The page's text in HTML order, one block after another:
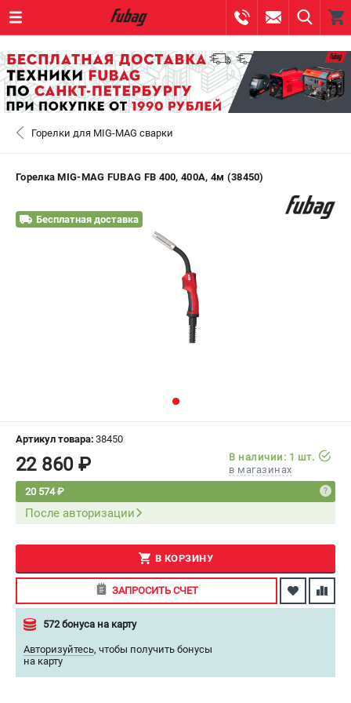
СЕРВИС
МАГАЗИНЫ
ВХОД ИЛИ РЕГИСТРАЦИЯ
ЗАКАЗАТЬ ЗАПЧАСТЬ
+7 (8112) 59-10-67 - ЗАКАЗ ЗАПЧАСТЕЙ
+7 (812) 317-60-57 - ЗАКАЗ ИЗДЕЛИЙ
САНКТ-ПЕТЕРБУРГ
0 ₽
ПОДДЕРЖКА
Как нас найти
ИНФОРМАЦИЯ
О бренде
Пользовательское соглашение
Горелки для MIG-MAG сварки
Горелка MIG-MAG FUBAG FB 400, 400А, 4м (38450)
Бесплатная доставка
Артикул товара: 38450
22 860 ₽
В наличии: 1 шт.
в магазинах
20 574 ₽
После авторизации
В КОРЗИНУ
ЗАПРОСИТЬ СЧЕТ
572 бонуса на карту
Авторизуйтесь, чтобы получить бонусы
на карту